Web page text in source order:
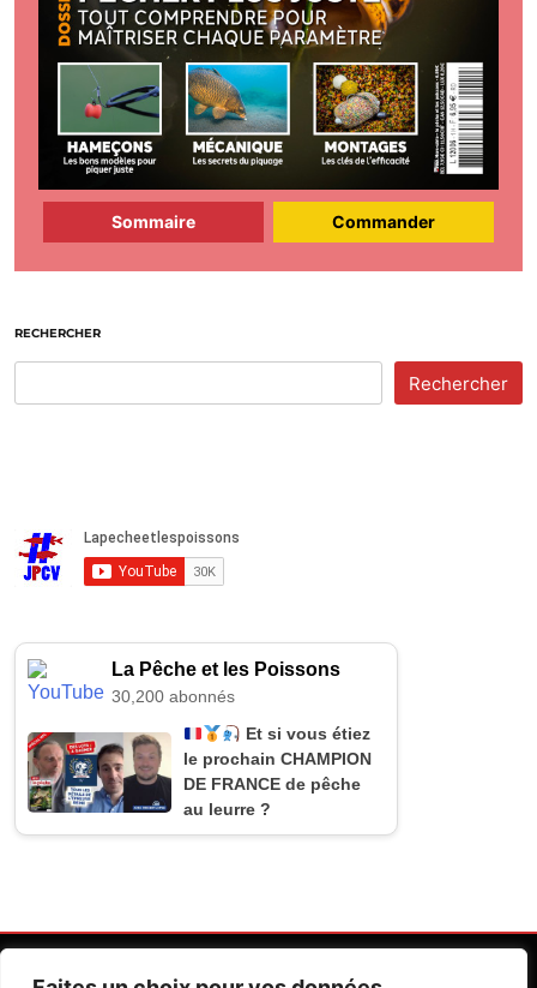
Sommaire Commander
RECHERCHER
Rechercher
La Pêche et les Poissons
30,200 abonnés
Et si vous étiez
le prochain CHAMPION
DE FRANCE de pêche
au leurre ?